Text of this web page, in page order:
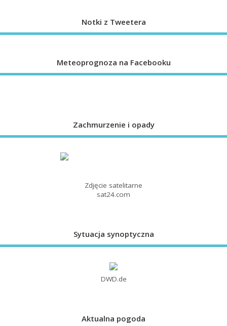
Notki z Tweetera
Meteoprognoza na Facebooku
Zachmurzenie i opady
Zdjęcie satelitarne
sat24.com
Sytuacja synoptyczna
DWD.de
Aktualna pogoda